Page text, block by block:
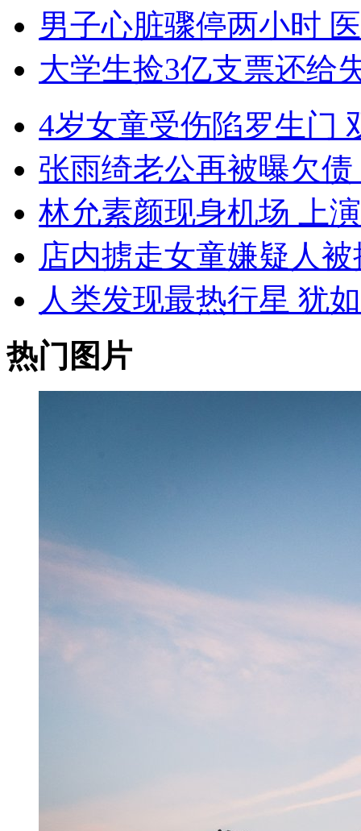
男子心脏骤停两小时
大学生捡3亿支票还给
4岁女童受伤陷罗生门
张雨绮老公再被曝欠
林允素颜现身机场 上
店内掳走女童嫌疑人
人类发现最热行星 犹
热门图片